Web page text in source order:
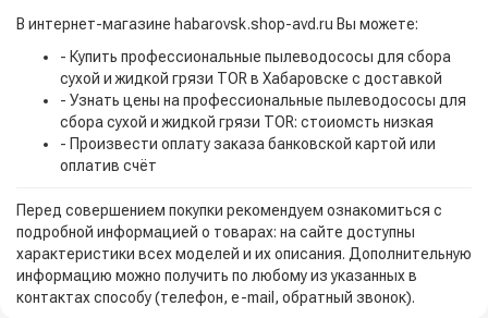
В интернет-магазине habarovsk.shop-avd.ru Вы можете:
- Купить профессиональные пылеводососы для сбора
сухой и жидкой грязи TOR в Хабаровске с доставкой
- Узнать цены на профессиональные пылеводососы для
сбора сухой и жидкой грязи TOR: стоиомсть низкая
- Произвести оплату заказа банковской картой или
оплатив счёт
Перед совершением покупки рекомендуем ознакомиться с
подробной информацией о товарах: на сайте доступны
характеристики всех моделей и их описания. Дополнительную
информацию можно получить по любому из указанных в
контактах способу (телефон, e-mail, обратный звонок).